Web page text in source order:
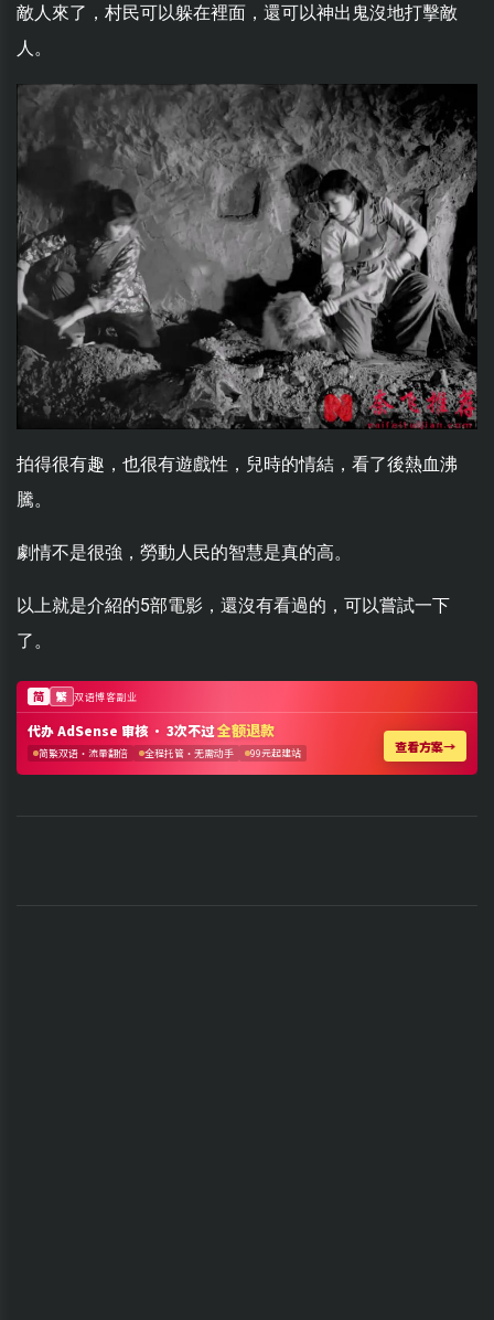
敵人來了，村民可以躲在裡面，還可以神出鬼沒地打擊敵
人。
拍得很有趣，也很有遊戲性，兒時的情結，看了後熱血沸
騰。
劇情不是很強，勞動人民的智慧是真的高。
以上就是介紹的5部電影，還沒有看過的，可以嘗試一下
了。